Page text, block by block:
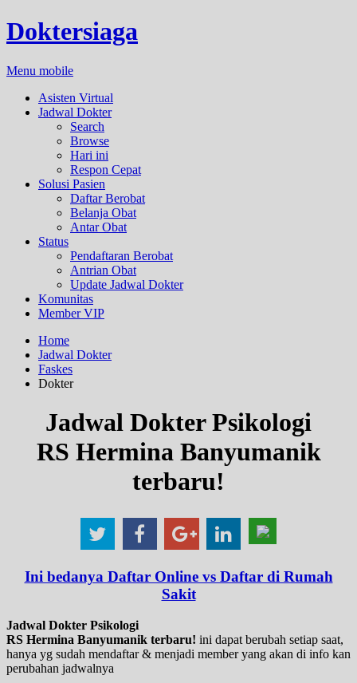
Doktersiaga
Menu mobile
Asisten Virtual
Jadwal Dokter
Search
Browse
Hari ini
Respon Cepat
Solusi Pasien
Daftar Berobat
Belanja Obat
Antar Obat
Status
Pendaftaran Berobat
Antrian Obat
Update Jadwal Dokter
Komunitas
Member VIP
Home
Jadwal Dokter
Faskes
Dokter
Jadwal Dokter Psikologi
RS Hermina Banyumanik
terbaru!
Ini bedanya Daftar Online vs Daftar di Rumah
Sakit
Jadwal Dokter Psikologi
RS Hermina Banyumanik terbaru! ini dapat berubah setiap saat,
hanya yg sudah mendaftar & menjadi member yang akan di info kan
perubahan jadwalnya